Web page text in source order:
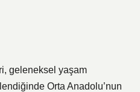
geleneksel yaşam
Orta Anadolu’nun